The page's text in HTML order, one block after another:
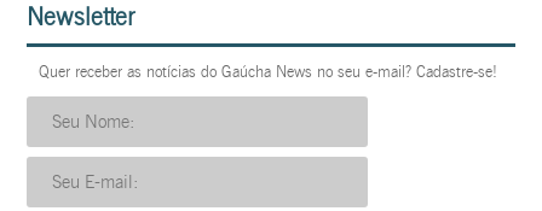
Newsletter
Quer receber as notícias do Gaúcha News no seu e-mail? Cadastre-se!